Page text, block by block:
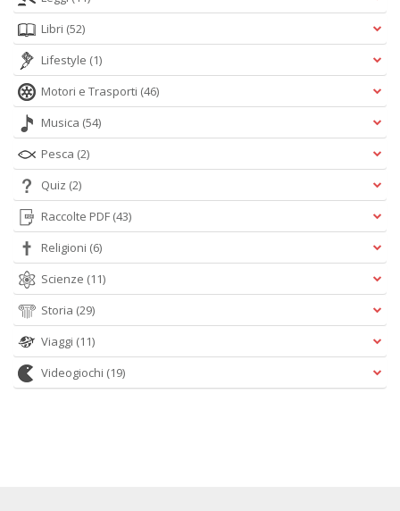
Libri (52)
Lifestyle (1)
Motori e Trasporti (46)
Musica (54)
Pesca (2)
Quiz (2)
Raccolte PDF (43)
Religioni (6)
Scienze (11)
Storia (29)
Viaggi (11)
Videogiochi (19)